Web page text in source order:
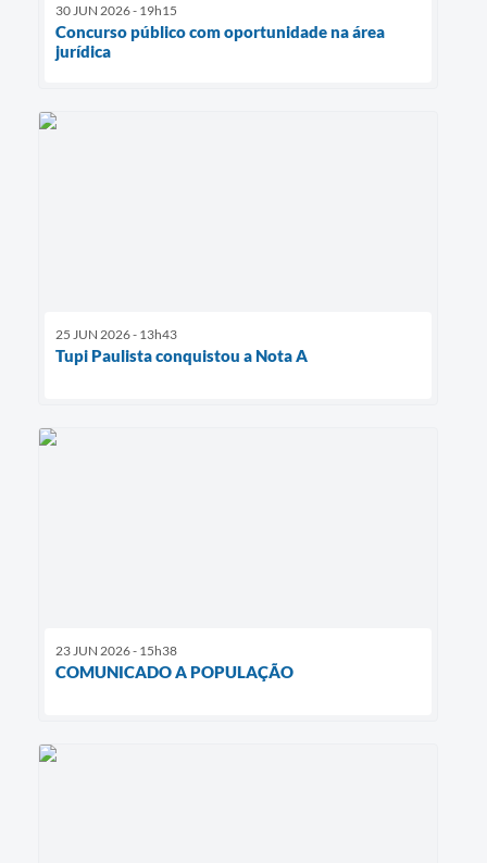
30 JUN 2026 - 19h15
Concurso público com oportunidade na área
jurídica
25 JUN 2026 - 13h43
Tupi Paulista conquistou a Nota A
23 JUN 2026 - 15h38
COMUNICADO A POPULAÇÃO